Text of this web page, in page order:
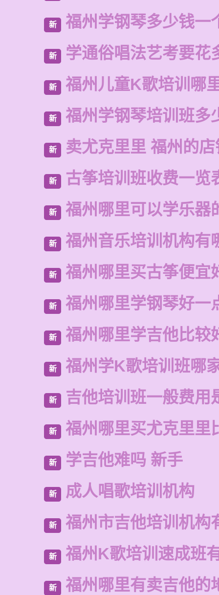
新 福州学钢琴多少钱一
新 学通俗唱法艺考要花
新 福州儿童K歌培训哪
新 福州学钢琴培训班多
新 卖尤克里里 福州的
新 古筝培训班收费一览
新 福州哪里可以学乐器
新 福州音乐培训机构有
新 福州哪里买古筝便宜
新 福州哪里学钢琴好一
新 福州哪里学吉他比较
新 福州学K歌培训班哪
新 吉他培训班一般费用
新 福州哪里买尤克里里
新 学吉他难吗 新手
新 成人唱歌培训机构
新 福州市吉他培训机构
新 福州K歌培训速成班
新 福州哪里有卖吉他的